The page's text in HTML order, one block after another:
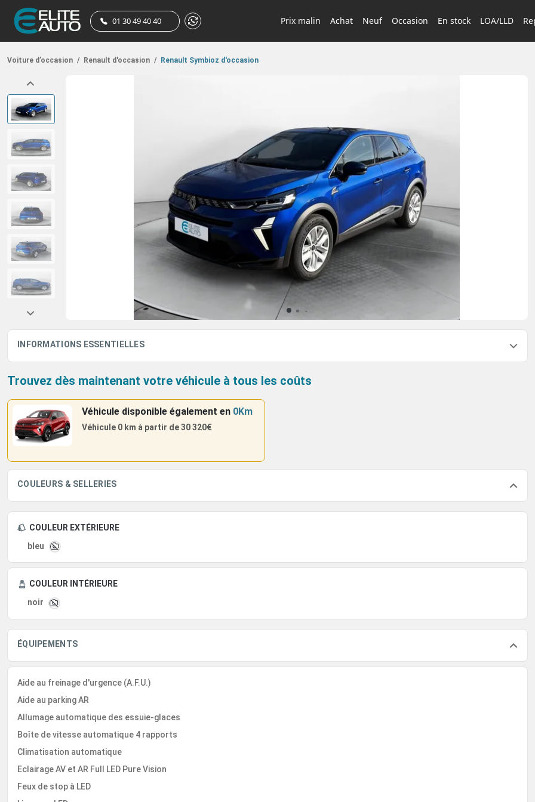
01 30 49 40 40 Prix malin Achat Neuf Occasion En stock LOA/LLD
Voiture d’occasion / Renault d'occasion / Renault Symbioz d'occasion
INFORMATIONS ESSENTIELLES
Trouvez dès maintenant votre véhicule à tous les coûts
Véhicule disponible également en 0Km
Véhicule 0 km à partir de30 320€
COULEURS & SELLERIES
COULEUR EXTÉRIEURE
bleu
COULEUR INTÉRIEURE
noir
ÉQUIPEMENTS
Aide au freinage d'urgence (A.F.U.)
Aide au parking AR
Allumage automatique des essuie-glaces
Boîte de vitesse automatique 4 rapports
Climatisation automatique
Eclairage AV et AR Full LED Pure Vision
Feux de stop à LED